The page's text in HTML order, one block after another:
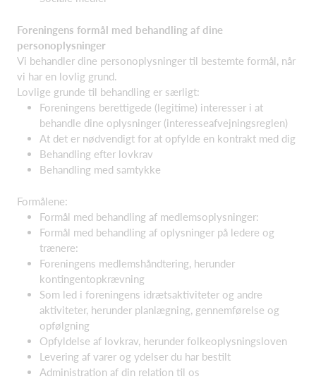
Foreningens formål med behandling af dine
personoplysninger
Vi behandler dine personoplysninger til bestemte formål, når
vi har en lovlig grund.
Lovlige grunde til behandling er særligt:
Foreningens berettigede (legitime) interesser i at
behandle dine oplysninger (interesseafvejningsreglen)
At det er nødvendigt for at opfylde en kontrakt med dig
Behandling efter lovkrav
Behandling med samtykke
Formålene:
Formål med behandling af medlemsoplysninger:
Formål med behandling af oplysninger på ledere og
trænere:
Foreningens medlemshåndtering, herunder
kontingentopkrævning
Som led i foreningens idrætsaktiviteter og andre
aktiviteter, herunder planlægning, gennemførelse og
opfølgning
Opfyldelse af lovkrav, herunder folkeoplysningsloven
Levering af varer og ydelser du har bestilt
Administration af din relation til os